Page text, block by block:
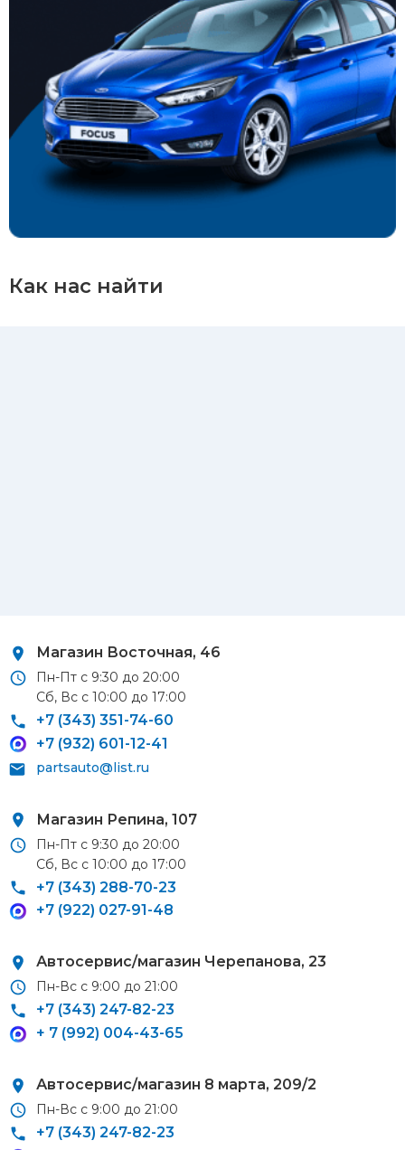
Как нас найти
Магазин Восточная, 46
Пн-Пт с 9:30 до 20:00
Сб, Вс с 10:00 до 17:00
+7 (343) 351-74-60
+7 (932) 601-12-41
partsauto@list.ru
Магазин Репина, 107
Пн-Пт с 9:30 до 20:00
Сб, Вс с 10:00 до 17:00
+7 (343) 288-70-23
+7 (922) 027-91-48
Автосервис/магазин Черепанова, 23
Пн-Вс с 9:00 до 21:00
+7 (343) 247-82-23
+ 7 (992) 004-43-65
Автосервис/магазин 8 марта, 209/2
Пн-Вс с 9:00 до 21:00
+7 (343) 247-82-23